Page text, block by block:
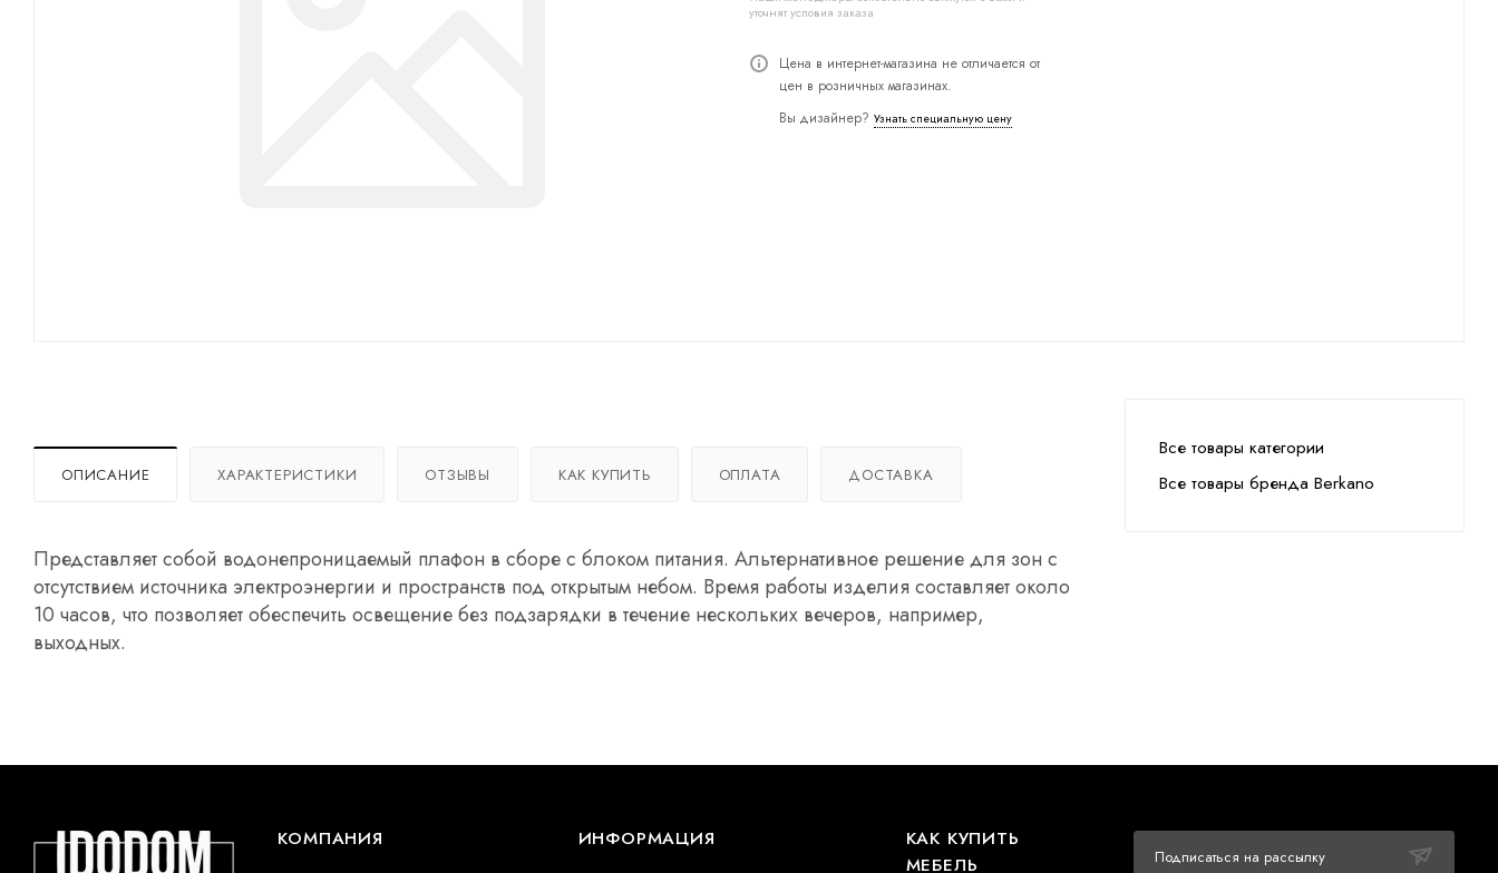
уточнят условия заказа
Цена в интернет-магазина не отличается от
цен в розничных магазинах.
Вы дизайнер? Узнать специальную цену
ОПИСАНИЕ ХАРАКТЕРИСТИКИ ОТЗЫВЫ КАК КУПИТЬ ОПЛАТА ДОСТАВКА
Представляет собой водонепроницаемый плафон в сборе с блоком питания. Альтернативное решение для зон с
отсутствием источника электроэнергии и пространств под открытым небом. Время работы изделия составляет около
10 часов, что позволяет обеспечить освещение без подзарядки в течение нескольких вечеров, например,
выходных.
Все товары категории
Все товары бренда Berkano
КОМПАНИЯ ИНФОРМАЦИЯ
КАК КУПИТЬ
МЕБЕЛЬ
Подписаться на рассылку